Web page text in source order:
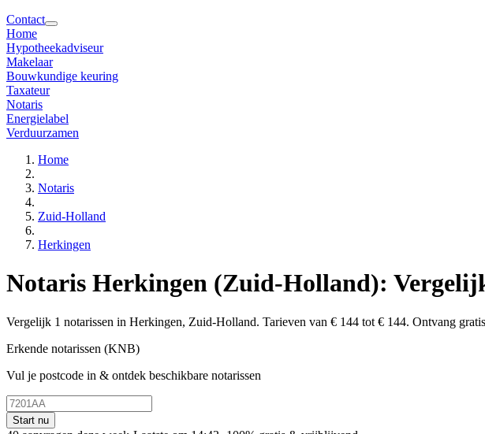
Contact
Home
Hypotheekadviseur
Makelaar
Bouwkundige keuring
Taxateur
Notaris
Energielabel
Verduurzamen
Home
Notaris
Zuid-Holland
Herkingen
Notaris Herkingen (Zuid-Holland):
Vergelijk 1 notarissen in Herkingen, Zuid-Holland. Tarieven van € 144 tot € 144. Ontvang
Erkende notarissen (KNB)
Vul je postcode in & ontdek beschikbare notarissen
Start nu